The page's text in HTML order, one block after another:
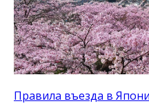
Правила въезда в